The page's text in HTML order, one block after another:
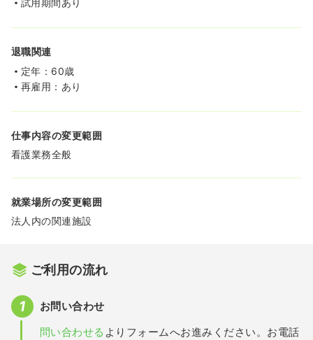
試用期間あり
退職関連
定年：60歳
再雇用：あり
仕事内容の変更範囲
看護業務全般
就業場所の変更範囲
法人内の関連施設
ご利用の流れ
お問い合わせ
問い合わせる よりフォームへお進みください。お電話